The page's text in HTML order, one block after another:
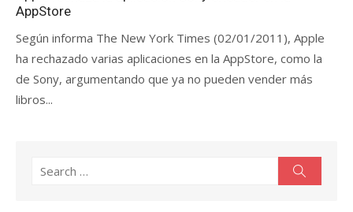
AppStore
Según informa The New York Times (02/01/2011), Apple
ha rechazado varias aplicaciones en la AppStore, como la
de Sony, argumentando que ya no pueden vender más
libros...
Search